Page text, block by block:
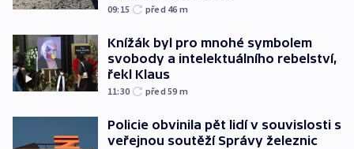
09:15 před 46 m
Knížák byl pro mnohé symbolem
svobody a intelektuálního rebelství,
řekl Klaus
11:30 před 59 m
Policie obvinila pět lidí v souvislosti s
veřejnou soutěží Správy železnic